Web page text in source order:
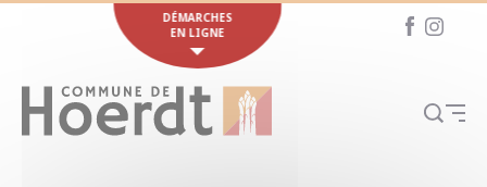
DÉMARCHES
EN LIGNE
Cookies management panel